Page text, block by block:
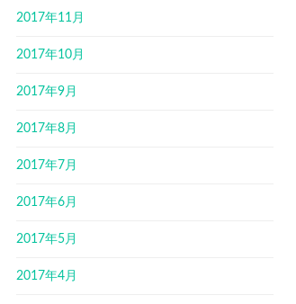
2017年11月
2017年10月
2017年9月
2017年8月
2017年7月
2017年6月
2017年5月
2017年4月